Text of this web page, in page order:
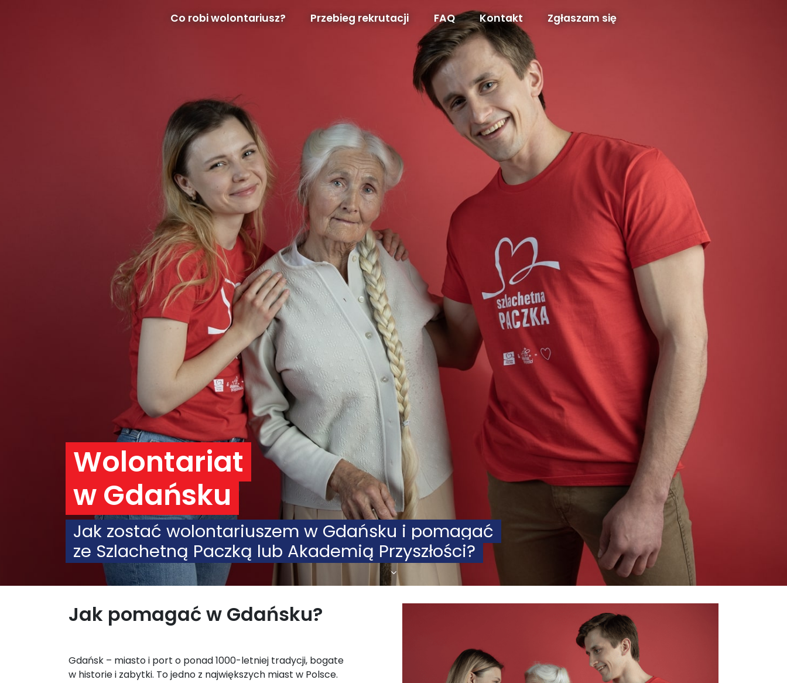
Co robi wolontariusz? Przebieg rekrutacji FAQ Kontakt Zgłaszam się
Wolontariat
w Gdańsku
Jak zostać wolontariuszem w Gdańsku i pomagać
ze Szlachetną Paczką lub Akademią Przyszłości?
Jak pomagać w Gdańsku?
Gdańsk – miasto i port o ponad 1000-letniej tradycji, bogate
w historie i zabytki. To jedno z największych miast w Polsce.